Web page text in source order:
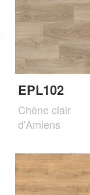
EPL102
Chêne clair
d'Amiens